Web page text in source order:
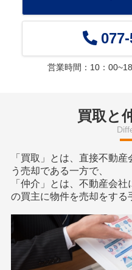
営業時間：10：
買取と
「買取」とは、直接不動
う売却である一方で、
「仲介」とは、不動産会
の買主に物件を売却をする